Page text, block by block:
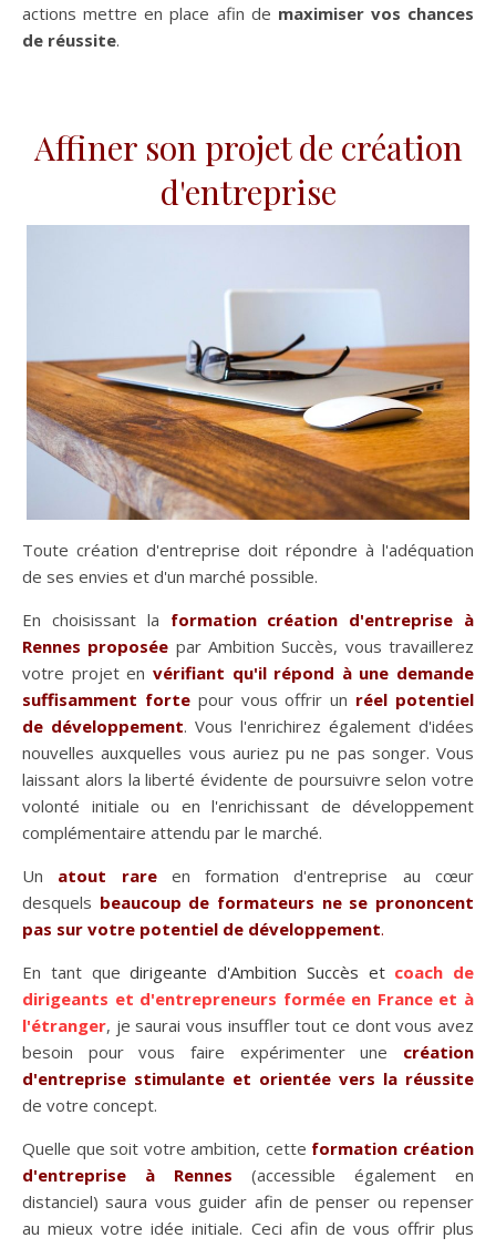
actions mettre en place afin de maximiser vos chances
de réussite.
Affiner son projet de création
d'entreprise
Toute création d'entreprise doit répondre à l'adéquation
de ses envies et d'un marché possible.
En choisissant la formation création d'entreprise à
Rennes proposée par Ambition Succès, vous travaillerez
votre projet en vérifiant qu'il répond à une demande
suffisamment forte pour vous offrir un réel potentiel
de développement. Vous l'enrichirez également d'idées
nouvelles auxquelles vous auriez pu ne pas songer. Vous
laissant alors la liberté évidente de poursuivre selon votre
volonté initiale ou en l'enrichissant de développement
complémentaire attendu par le marché.
Un atout rareen formation d'entreprise au cœur
desquels beaucoup de formateurs ne se prononcent
pas sur votre potentiel de développement.
En tant quedirigeante d'Ambition Succès et coach de
dirigeants et d'entrepreneurs formée en France et à
l'étranger, je saurai vous insuffler tout ce dont vous avez
besoin pour vous faire expérimenter une création
d'entreprise stimulante et orientée vers la réussite
de votre concept.
Quelle que soit votre ambition, cette formation création
d'entreprise à Rennes (accessible également en
distanciel) saura vous guider afin de penser ou repenser
au mieux votre idée initiale. Ceci afin de vous offrir plus